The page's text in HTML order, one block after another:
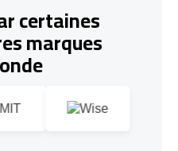
certaines
marques